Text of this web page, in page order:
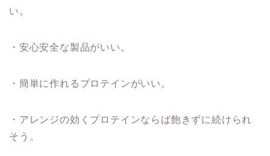
い。
・安心安全な製品がいい。
・簡単に作れるプロテインがいい。
・アレンジの効くプロテインならば飽きずに続けられ
そう。